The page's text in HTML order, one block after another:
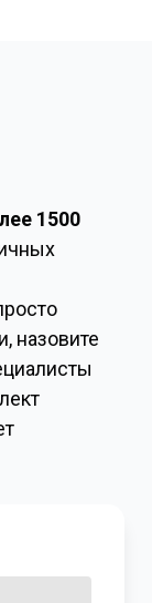
1500
назовите